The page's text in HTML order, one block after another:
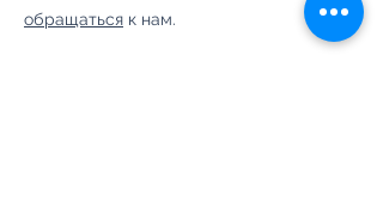
обращаться к нам.